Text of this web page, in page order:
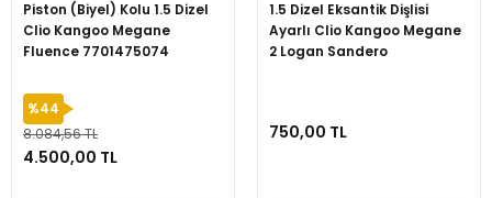
Piston (Biyel) Kolu 1.5 Dizel
Clio Kangoo Megane
Fluence 7701475074
%44
8.084,56 TL
4.500,00 TL
1.5 Dizel Eksantik Dişlisi
Ayarlı Clio Kangoo Megane
2 Logan Sandero
750,00 TL